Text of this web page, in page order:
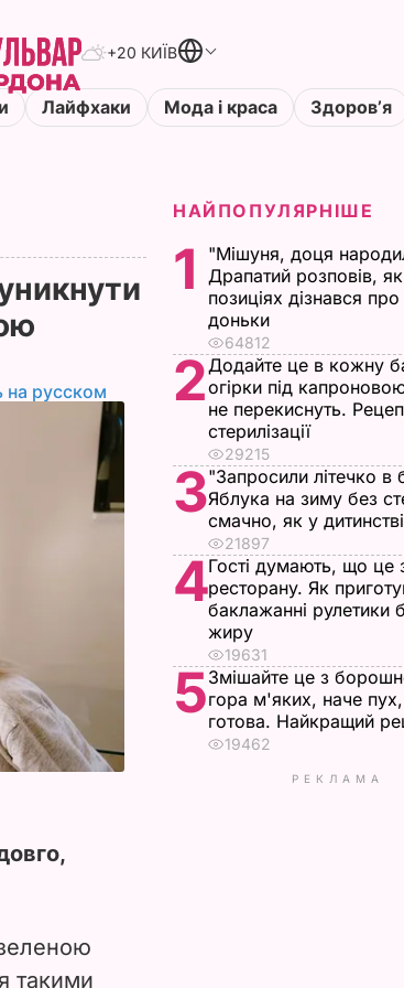
+20 КИЇВ
Лайфхаки Мода і краса Здоровʼя
на русском
такими
НАЙПОПУЛЯРНІШЕ
1
"Мішуня, доця
Драпатий розповів,
позиціях дізнався
доньки
64812
2Додайте це в кожну
огірки під
не перекиснуть.
стерилізації
29215
3"Запросили літечко в
Яблука на зиму без
смачно, як у дитинстві
21897
4Гості думають, що це
ресторану. Як
баклажанні рулетики
жиру
19631
5Змішайте це з
гора м'яких, наче пух,
готова. Найкращий
19462
РЕКЛАМА